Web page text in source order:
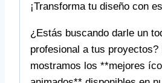
¡Transforma tu diseño con
¿Estás buscando darle un
profesional a tus
mostramos los **mejores